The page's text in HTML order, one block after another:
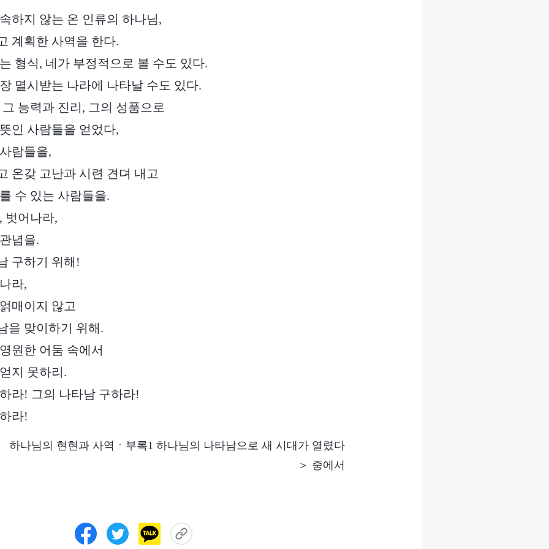
하지 않는 온 인류의 하나님,
계획한 사역을 한다.
형식, 네가 부정적으로 볼 수도 있다.
멸시받는 나라에 나타날 수도 있다.
능력과 진리, 그의 성품으로
인 사람들을 얻었다,
람들을,
온갖 고난과 시련 견뎌 내고
수 있는 사람들을.
벗어나라,
념을.
구하기 위해!
라,
매이지 않고
을 맞이하기 위해.
원한 어둠 속에서
지 못하리.
라! 그의 나타남 구하라!
라!
나님의 현현과 사역ㆍ부록1 하나님의 나타남으로 새 시대가 열렸다
＞ 중에서